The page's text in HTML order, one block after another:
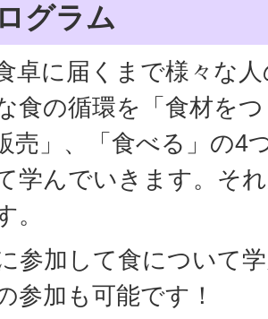
グラム
卓に届くまで様々な
食の循環を「食材を
売」、「食べる」の4
学んでいきます。そ
。
参加して食について
参加も可能です！